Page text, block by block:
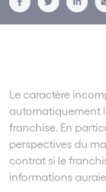
Le caractère
automatiquement
franchise. En
perspectives du
contrat si le
informations